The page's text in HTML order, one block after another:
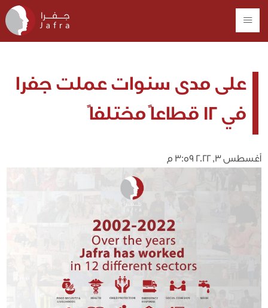
على مدى سنوات عملت جفرا
في 12 قطاعاً مختلفاً
أغسطس 3, 2022 3:59 م